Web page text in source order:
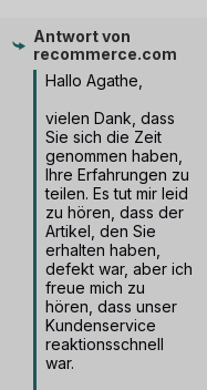
Antwort von
recommerce.com
Hallo Agathe,
vielen Dank, dass
Sie sich die Zeit
genommen haben,
Ihre Erfahrungen zu
teilen. Es tut mir leid
zu hören, dass der
Artikel, den Sie
erhalten haben,
defekt war, aber ich
freue mich zu
hören, dass unser
Kundenservice
reaktionsschnell
war.